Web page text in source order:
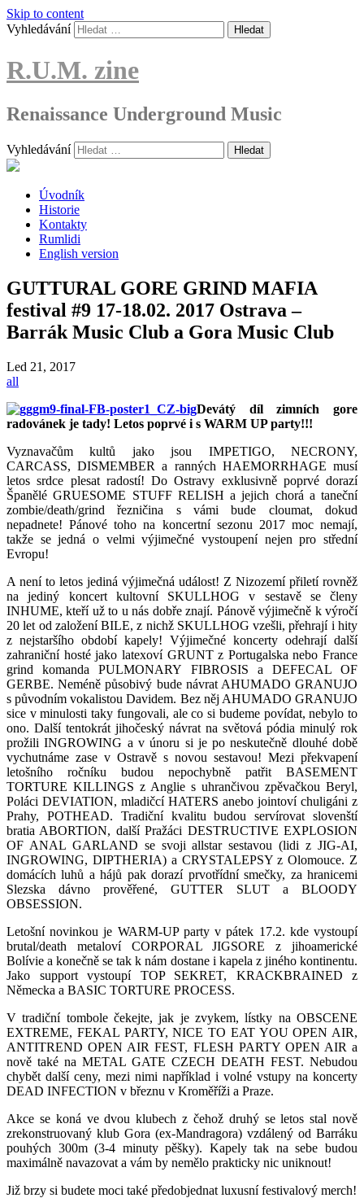
Skip to content
Vyhledávání
R.U.M. zine
Renaissance Underground Music
Vyhledávání
Úvodník
Historie
Kontakty
Rumlidi
English version
GUTTURAL GORE GRIND MAFIA
festival #9 17-18.02. 2017 Ostrava –
Barrák Music Club a Gora Music Club
Led 21, 2017
all
Devátý díl zimních gore
radovánek je tady! Letos poprvé i s WARM UP party!!!
Vyznavačům kultů jako jsou IMPETIGO, NECRONY,
CARCASS, DISMEMBER a ranných HAEMORRHAGE musí
letos srdce plesat radostí! Do Ostravy exklusivně poprvé dorazí
Španělé GRUESOME STUFF RELISH a jejich chorá a taneční
zombie/death/grind řezničina s vámi bude cloumat, dokud
nepadnete! Pánové toho na koncertní sezonu 2017 moc nemají,
takže se jedná o velmi výjimečné vystoupení nejen pro střední
Evropu!
A není to letos jediná výjimečná událost! Z Nizozemí přiletí rovněž
na jediný koncert kultovní SKULLHOG v sestavě se členy
INHUME, kteří už to u nás dobře znají. Pánově výjimečně k výročí
20 let od založení BILE, z nichž SKULLHOG vzešli, přehrají i hity
z nejstaršího období kapely! Výjimečné koncerty odehrají další
zahraniční hosté jako latexoví GRUNT z Portugalska nebo France
grind komanda PULMONARY FIBROSIS a DEFECAL OF
GERBE. Neméně působivý bude návrat AHUMADO GRANUJO
s původním vokalistou Davidem. Bez něj AHUMADO GRANUJO
sice v minulosti taky fungovali, ale co si budeme povídat, nebylo to
ono. Další tentokrát jihočeský návrat na světová pódia minulý rok
prožili INGROWING a v únoru si je po neskutečně dlouhé době
vychutnáme zase v Ostravě s novou sestavou! Mezi překvapení
letošního ročníku budou nepochybně patřit BASEMENT
TORTURE KILLINGS z Anglie s uhrančivou zpěvačkou Beryl,
Poláci DEVIATION, mladičcí HATERS anebo jointoví chuligáni z
Prahy, POTHEAD. Tradiční kvalitu budou servírovat slovenští
bratia ABORTION, další Pražáci DESTRUCTIVE EXPLOSION
OF ANAL GARLAND se svoji allstar sestavou (lidi z JIG-AI,
INGROWING, DIPTHERIA) a CRYSTALEPSY z Olomouce. Z
domácích luhů a hájů pak dorazí prvotřídní smečky, za hranicemi
Slezska dávno prověřené, GUTTER SLUT a BLOODY
OBSESSION.
Letošní novinkou je WARM-UP party v pátek 17.2. kde vystoupí
brutal/death metaloví CORPORAL JIGSORE z jihoamerické
Bolívie a konečně se tak k nám dostane i kapela z jiného kontinentu.
Jako support vystoupí TOP SEKRET, KRACKBRAINED z
Německa a BASIC TORTURE PROCESS.
V tradiční tombole čekejte, jak je zvykem, lístky na OBSCENE
EXTREME, FEKAL PARTY, NICE TO EAT YOU OPEN AIR,
ANTITREND OPEN AIR FEST, FLESH PARTY OPEN AIR a
nově také na METAL GATE CZECH DEATH FEST. Nebudou
chybět další ceny, mezi nimi například i volné vstupy na koncerty
DEAD INFECTION v březnu v Kroměříži a Praze.
Akce se koná ve dvou klubech z čehož druhý se letos stal nově
zrekonstruovaný klub Gora (ex-Mandragora) vzdálený od Barráku
pouhých 300m (3-4 minuty pěšky). Kapely tak na sebe budou
maximálně navazovat a vám by nemělo prakticky nic uniknout!
Již brzy si budete moci také předobjednat luxusní festivalový merch!